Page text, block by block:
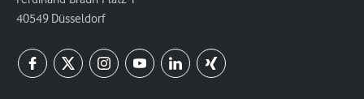
40549 Düsseldorf